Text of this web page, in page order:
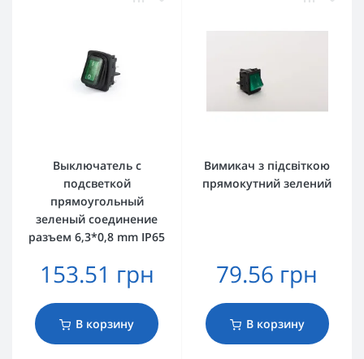
Выключатель с
подсветкой
прямоугольный
зеленый соединение
разъем 6,3*0,8 mm IP65
153.51 грн
В корзину
Вимикач з підсвіткою
прямокутний зелений
79.56 грн
В корзину